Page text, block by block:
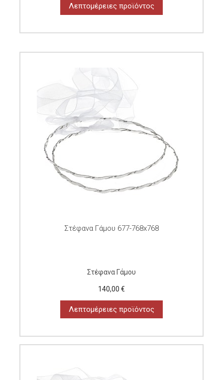
Λεπτομέρειες προϊόντος
Στέφανα Γάμου 677-768x768
Στέφανα Γάμου
140,00 €
Λεπτομέρειες προϊόντος